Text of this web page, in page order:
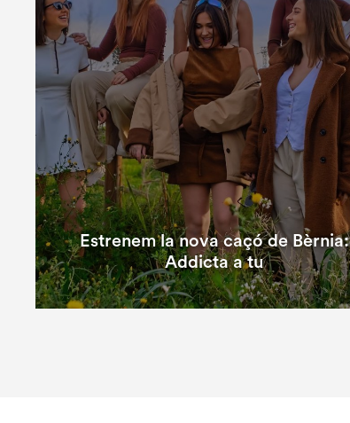
Estrenem la nova caçó de Bèrnia:
Addicta a tu